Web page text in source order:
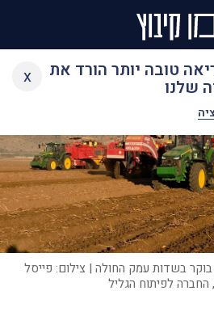
טובה יותר הורד את
שלנו x
בשדות עמק החולה | צילום: פייסל
החברה לפיתוח הגליל